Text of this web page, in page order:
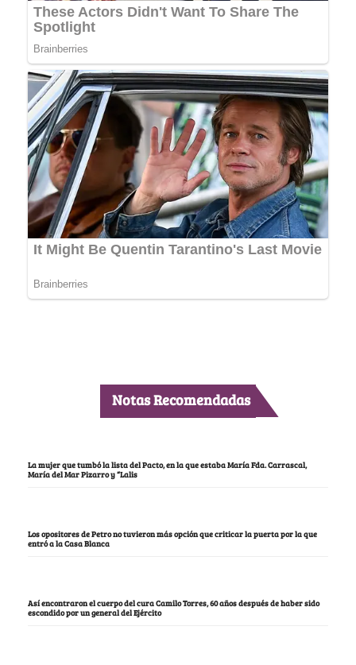
Notas Recomendadas
La mujer que tumbó la lista del Pacto, en la que estaba María Fda. Carrascal,
María del Mar Pizarro y “Lalis
Los opositores de Petro no tuvieron más opción que criticar la puerta por la que
entró a la Casa Blanca
Así encontraron el cuerpo del cura Camilo Torres, 60 años después de haber sido
escondido por un general del Ejército